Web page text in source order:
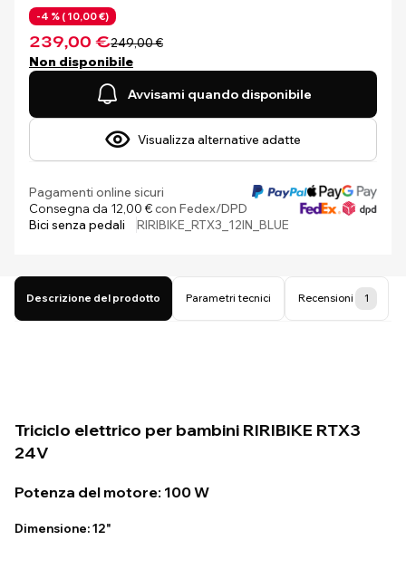
-4 % ( 10,00 €)
239,00 €249,00 €
Non disponibile
Avvisami quando disponibile
Visualizza alternative adatte
Pagamenti online sicuri
Consegna da 12,00 €con Fedex/DPD
Bici senza pedali
RIRIBIKE_RTX3_12IN_BLUE
Descrizione del prodotto Parametri tecnici Recensioni 1
Triciclo elettrico per bambini RIRIBIKE RTX3
24V
Potenza del motore: 100 W
Dimensione: 12"